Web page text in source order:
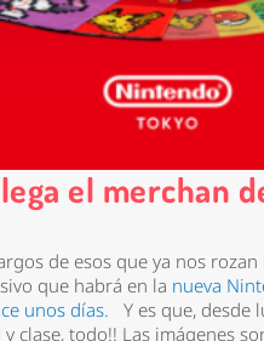
el merchan
de esos que ya nos rozan
que habrá en la nueva
unos días. Y es que, desde
clase, todo!! Las imágenes